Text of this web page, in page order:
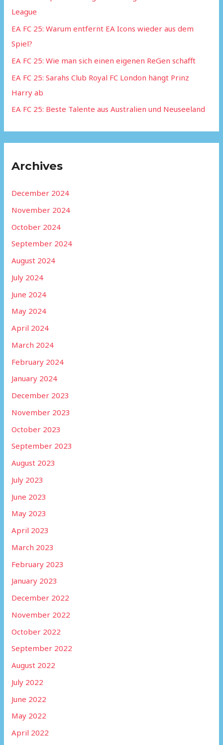
o
r
:
League
EA FC 25: Warum entfernt EA Icons wieder aus dem
Spiel?
EA FC 25: Wie man sich einen eigenen ReGen schafft
EA FC 25: Sarahs Club Royal FC London hängt Prinz
Harry ab
EA FC 25: Beste Talente aus Australien und Neuseeland
Archives
December 2024
November 2024
October 2024
September 2024
August 2024
July 2024
June 2024
May 2024
April 2024
March 2024
February 2024
January 2024
December 2023
November 2023
October 2023
September 2023
August 2023
July 2023
June 2023
May 2023
April 2023
March 2023
February 2023
January 2023
December 2022
November 2022
October 2022
September 2022
August 2022
July 2022
June 2022
May 2022
April 2022